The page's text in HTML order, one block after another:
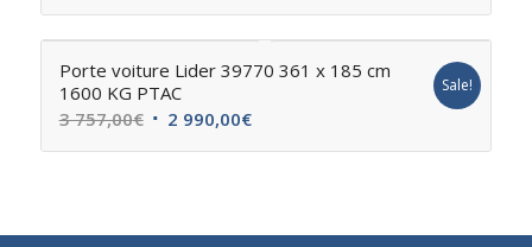
Porte voiture Lider 39770 361 x 185 cm
1600 KG PTAC
3 757,00€ 2 990,00€
Sale!